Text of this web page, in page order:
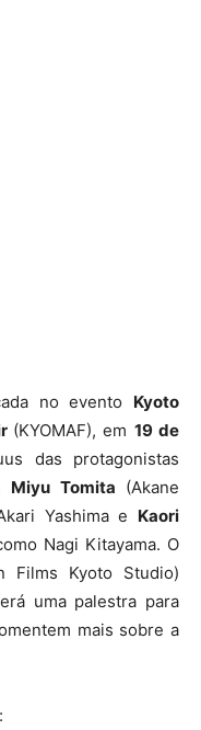
no evento Kyoto
(KYOMAF), em 19 de
das protagonistas
Miyu Tomita (Akane
Yashima e Kaori
Nagi Kitayama. O
Films Kyoto Studio)
uma palestra para
mais sobre a